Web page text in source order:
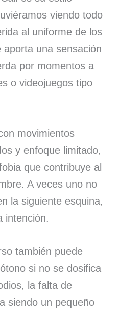
viendo todo
al uniforme de los
una sensación
por momentos a
o videojuegos tipo
movimientos
y enfoque limitado,
que contribuye al
A veces uno no
la siguiente esquina,
intención.
también puede
si no se dosifica
la falta de
siendo un pequeño